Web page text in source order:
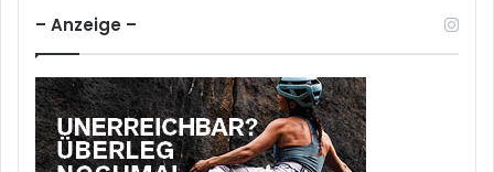
– Anzeige –